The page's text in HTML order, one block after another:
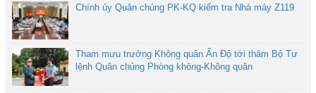
Chính ủy Quân chủng PK-KQ kiểm tra Nhà máy Z119
Tham mưu trưởng Không quân Ấn Độ tới thăm Bộ Tư
lệnh Quân chủng Phòng không-Không quân